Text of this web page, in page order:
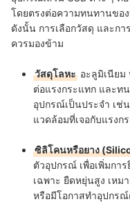
โดยตรงต่อความทนทานขอ
ดังนั้น การเลือกวัสดุ และก
ควรมองข้าม
วัสดุโลหะ อะลูมิเนีย
ต่อแรงกระแทก และท
อุปกรณ์เป็นประจำ เช่
แวดล้อมที่เจอกับแรงก
ซิลิโคนหรือยาง
ตัวอุปกรณ์ เพื่อเพิ่มกา
เฉพาะ ยืดหยุ่นสูง เหม
หรือมีโอกาสทำอุปกร